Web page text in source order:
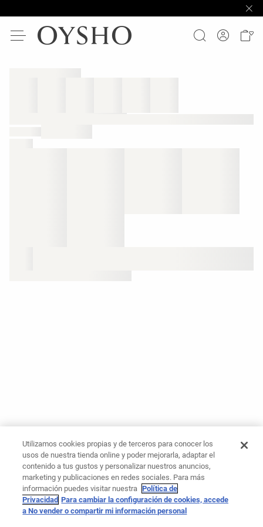
Utilizamos cookies propias y de terceros para conocer los
usos de nuestra tienda online y poder mejorarla, adaptar el
contenido a tus gustos y personalizar nuestros anuncios,
marketing y publicaciones en redes sociales. Para más
información puedes visitar nuestra Política de
Privacidad Para cambiar la configuración de cookies, accede
a No vender o compartir mi información personal